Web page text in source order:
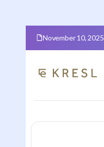
November 10, 2025